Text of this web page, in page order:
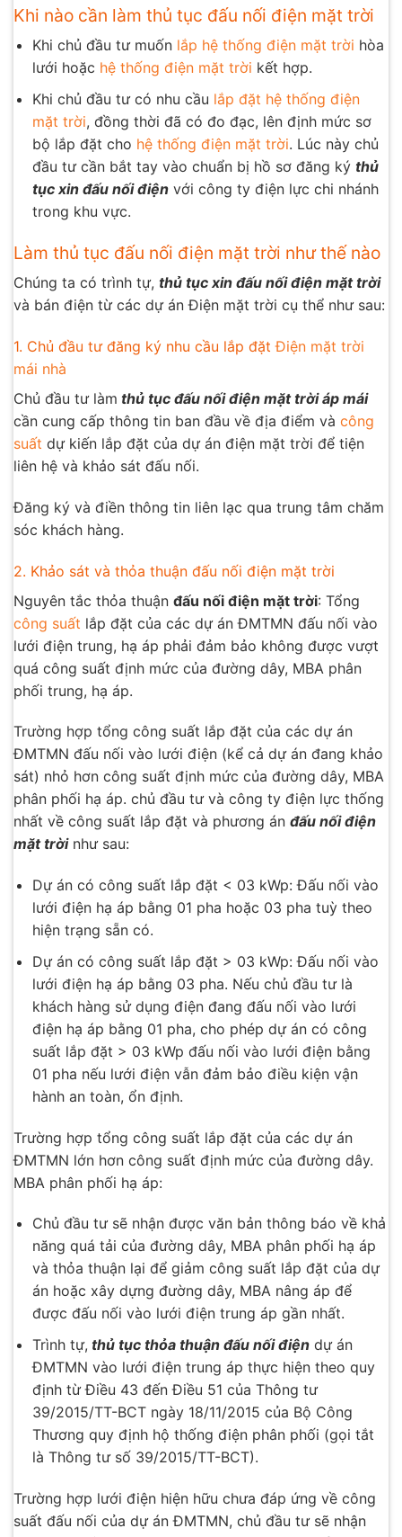
Khi nào cần làm thủ tục đấu nối điện mặt trời
Khi chủ đầu tư muốn lắp hệ thống điện mặt trời hòa
lưới hoặc hệ thống điện mặt trời kết hợp.
Khi chủ đầu tư có nhu cầu lắp đặt hệ thống điện
mặt trời, đồng thời đã có đo đạc, lên định mức sơ
bộ lắp đặt cho hệ thống điện mặt trời. Lúc này chủ
đầu tư cần bắt tay vào chuẩn bị hồ sơ đăng ký thủ
tục xin đấu nối điệnvới công ty điện lực chi nhánh
trong khu vực.
Làm thủ tục đấu nối điện mặt trời như thế nào
Chúng ta có trình tự, thủ tục xin đấu nối điện mặt trời
và bán điện từ các dự án Điện mặt trời cụ thể như sau:
1. Chủ đầu tư đăng ký nhu cầu lắp đặtĐiện mặt trời
mái nhà
Chủ đầu tư làm thủ tục đấu nối điện mặt trời áp mái
cần cung cấp thông tin ban đầu về địa điểm và công
suất dự kiến lắp đặt của dự án điện mặt trời để tiện
liên hệ và khảo sát đấu nối.
Đăng ký và điền thông tin liên lạc qua trung tâm chăm
sóc khách hàng.
2. Khảo sát và thỏa thuận đấu nối điện mặt trời
Nguyên tắc thỏa thuận đấu nối điện mặt trời: Tổng
công suất lắp đặt của các dự án ĐMTMN đấu nối vào
lưới điện trung, hạ áp phải đảm bảo không được vượt
quá công suất định mức của đường dây, MBA phân
phối trung, hạ áp.
Trường hợp tổng công suất lắp đặt của các dự án
ĐMTMN đấu nối vào lưới điện (kể cả dự án đang khảo
sát) nhỏ hơn công suất định mức của đường dây, MBA
phân phối hạ áp. chủ đầu tư và công ty điện lực thống
nhất về công suất lắp đặt và phương án đấu nối điện
mặt trờinhư sau:
Dự án có công suất lắp đặt < 03 kWp: Đấu nối vào
lưới điện hạ áp bằng 01 pha hoặc 03 pha tuỳ theo
hiện trạng sẵn có.
Dự án có công suất lắp đặt > 03 kWp: Đấu nối vào
lưới điện hạ áp bằng 03 pha. Nếu chủ đầu tư là
khách hàng sử dụng điện đang đấu nối vào lưới
điện hạ áp bằng 01 pha, cho phép dự án có công
suất lắp đặt > 03 kWp đấu nối vào lưới điện bằng
01 pha nếu lưới điện vẫn đảm bảo điều kiện vận
hành an toàn, ổn định.
Trường hợp tổng công suất lắp đặt của các dự án
ĐMTMN lớn hơn công suất định mức của đường dây.
MBA phân phối hạ áp:
Chủ đầu tư sẽ nhận được văn bản thông báo về khả
năng quá tải của đường dây, MBA phân phối hạ áp
và thỏa thuận lại để giảm công suất lắp đặt của dự
án hoặc xây dựng đường dây, MBA nâng áp để
được đấu nối vào lưới điện trung áp gần nhất.
Trình tự, thủ tục thỏa thuận đấu nối điệndự án
ĐMTMN vào lưới điện trung áp thực hiện theo quy
định từ Điều 43 đến Điều 51 của Thông tư
39/2015/TT-BCT ngày 18/11/2015 của Bộ Công
Thương quy định hộ thống điện phân phối (gọi tắt
là Thông tư số 39/2015/TT-BCT).
Trường hợp lưới điện hiện hữu chưa đáp ứng về công
suất đấu nối của dự án ĐMTMN, chủ đầu tư sẽ nhận